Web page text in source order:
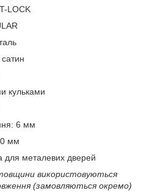
LOCK
кульками
6 мм
мм
для металевих дверей
використовуються
(замовляються окремо)